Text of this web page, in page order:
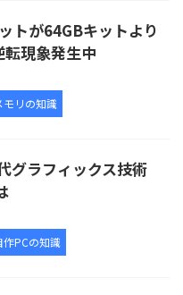
トが64GBキットより
現象発生中
モリの知識
グラフィックス技術
作PCの知識